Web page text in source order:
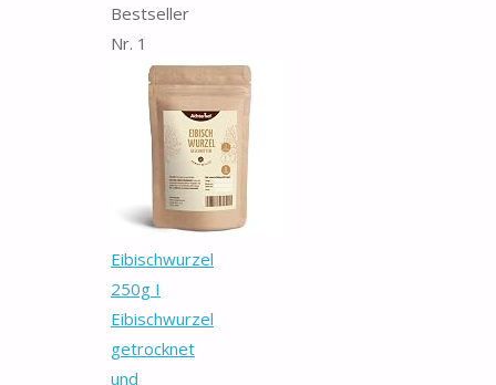
Bestseller
Nr. 1
Eibischwurzel
250g I
Eibischwurzel
getrocknet
und